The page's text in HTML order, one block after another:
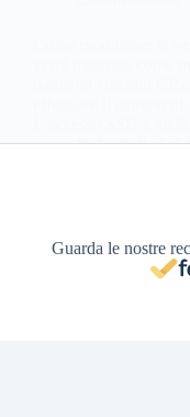
Roberto P.
1
Guarda le nostre